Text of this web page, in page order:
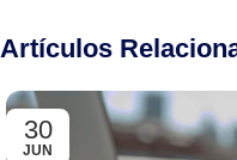
Artículos
30
JUN